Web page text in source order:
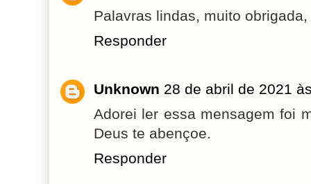
Palavras lindas, muito
Responder
Unknown 28 de abril de 2021
Adorei ler essa mensagem foi
Deus te abençoe.
Responder